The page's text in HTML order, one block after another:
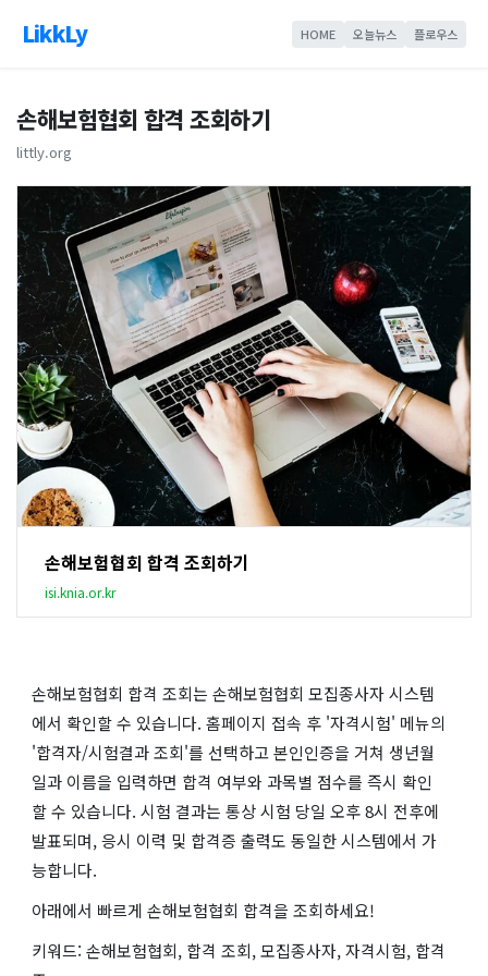
LikkLy HOME 오늘뉴스 플로우스
손해보험협회 합격 조회하기
littly.org
손해보험협회 합격 조회하기
isi.knia.or.kr
손해보험협회 합격 조회는 손해보험협회 모집종사자 시스템
에서 확인할 수 있습니다. 홈페이지 접속 후 '자격시험' 메뉴의
'합격자/시험결과 조회'를 선택하고 본인인증을 거쳐 생년월
일과 이름을 입력하면 합격 여부와 과목별 점수를 즉시 확인
할 수 있습니다. 시험 결과는 통상 시험 당일 오후 8시 전후에
발표되며, 응시 이력 및 합격증 출력도 동일한 시스템에서 가
능합니다.
아래에서 빠르게 손해보험협회 합격을 조회하세요!
키워드: 손해보험협회, 합격 조회, 모집종사자, 자격시험, 합격